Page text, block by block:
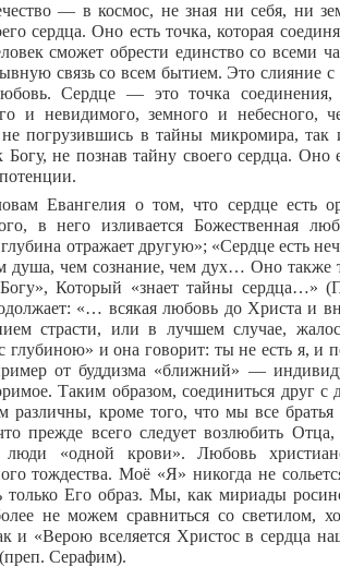
— в космос, не зная ни себя, ни
сердца. Оно есть точка, которая
сможет обрести единство со всеми
связь со всем бытием. Это слияние
Сердце — это точка соединения,
и невидимого, земного и небесного,
погрузившись в тайны микромира, так
не познав тайну своего сердца. Оно
Евангелия о том, что сердце есть
в него изливается Божественная
отражает другую»; «Сердце есть
душа, чем сознание, чем дух… Оно также
Который «знает тайны сердца…»
«… всякая любовь до Христа и
страсти, или в лучшем случае,
глубиною» и она говорит: ты не есть я, и
от буддизма «ближний» —
Таким образом, соединиться друг с
различны, кроме того, что мы все
прежде всего следует возлюбить
«одной крови». Любовь
тождества. Моё «Я» никогда не
только Его образ. Мы, как мириады
не можем сравниться со светилом,
и «Верою вселяется Христос в сердца
Серафим).